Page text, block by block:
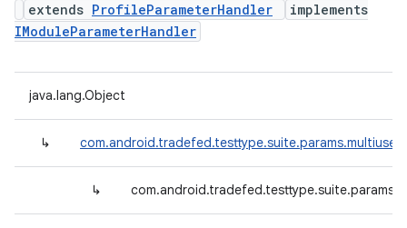
extends ProfileParameterHandler
implements
IModuleParameterHandler
java.lang.Object
↳
↳